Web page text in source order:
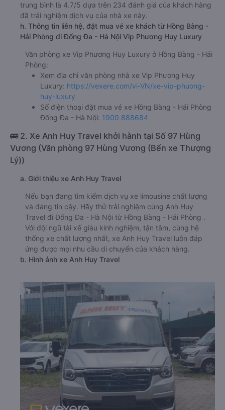
trung bình là 4.7/5 dựa trên 234 đánh giá của khách hàng
đã trải nghiệm dịch vụ của nhà xe này.
h. Thông tin liên hệ, đặt mua vé xe khách từ Hồng Bàng -
Hải Phòng đi Đống Đa - Hà Nội Vip Phương Huy Luxury
Văn phòng xe Vip Phương Huy Luxury ở Hồng Bàng - Hải
Phòng:
Xem địa chỉ văn phòng nhà xe Vip Phương Huy
Luxury: https://vexere.com/vi-VN/xe-vip-phuong-
huy-luxury
Số điện thoại đặt mua vé xe Hồng Bàng - Hải Phòng
Đống Đa - Hà Nội: 1900 888684
🚌 2. Xe Anh Huy Travel khởi hành tại Số 97 Hùng
Vương (Văn phòng 97 Hùng Vương (Bến xe Thượng
Lý))
a. Giới thiệu xe Anh Huy Travel
Nếu bạn đang tìm kiếm dịch vụ xe limousine chất lượng
và đáng tin cậy. Hãy thử trải nghiệm cùng Anh Huy
Travel đi Đống Đa - Hà Nội từ Hồng Bàng - Hải Phòng .
Với đội ngũ tài xế giàu kinh nghiệm, tận tâm, cùng hệ
thống xe chất lượng nhất, xe Anh Huy Travel luôn đáp
ứng được mọi nhu cầu di chuyển của khách hàng.
b. Hình ảnh xe Anh Huy Travel